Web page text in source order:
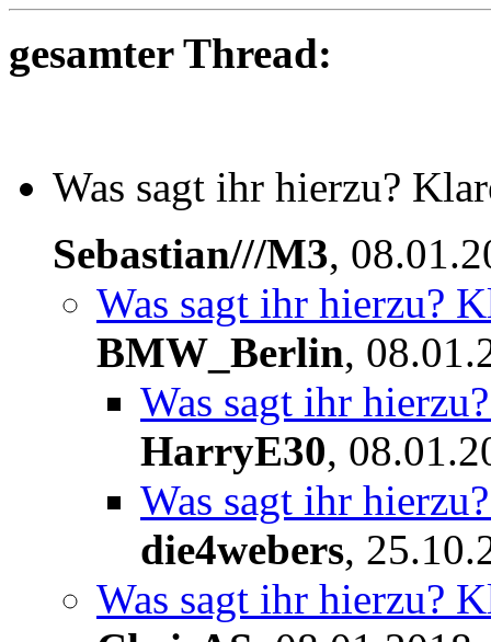
gesamter Thread:
Was sagt ihr hierzu?
Sebastian///M3,
Was sagt ihr hierzu?
BMW_Berlin,
Was sagt ihr
HarryE30,
Was sagt ihr
die4webers,
Was sagt ihr hierzu?